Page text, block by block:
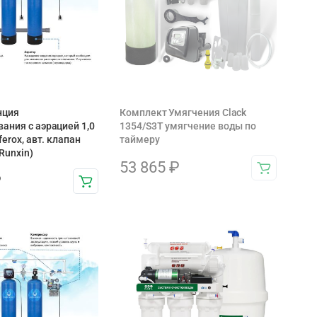
c аэрацией 1,0
авт. клапан
Комплект Умягчения Clack
1354/S3T умягчение воды по
таймеру
53 865 ₽